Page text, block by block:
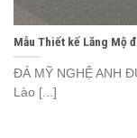
Mẫu Thiết kế Lăng Mộ
ĐÁ MỸ NGHỆ ANH
Lào [...]